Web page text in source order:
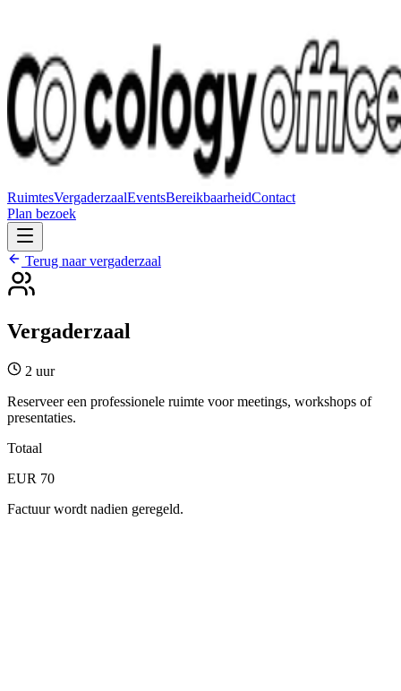
RuimtesVergaderzaalEventsBereikbaarheidContact
Plan bezoek
Terug naar vergaderzaal
Vergaderzaal
2 uur
Reserveer een professionele ruimte voor meetings, workshops of
presentaties.
Totaal
EUR 70
Factuur wordt nadien geregeld.